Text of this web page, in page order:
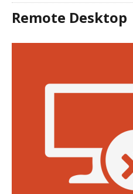
Remote Desktop